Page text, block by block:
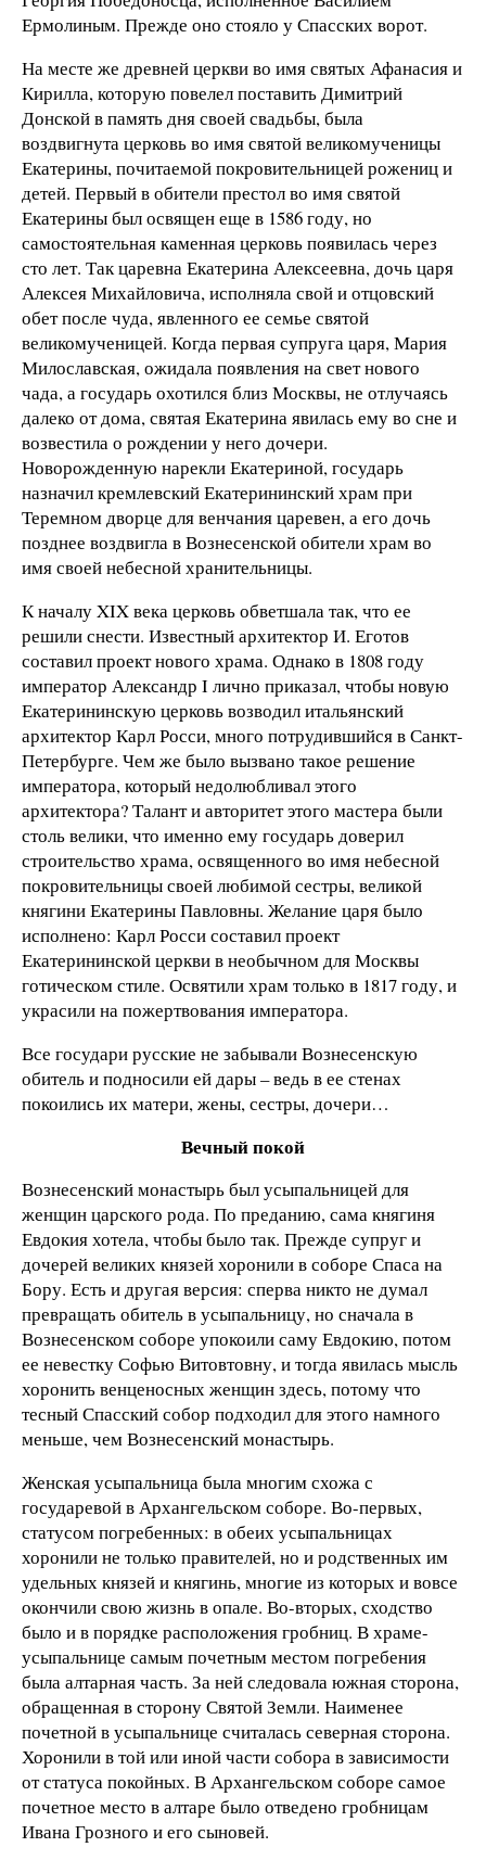
Ермолиным. Прежде оно стояло у Спасских ворот.
На месте же древней церкви во имя святых Афанасия и
Кирилла, которую повелел поставить Димитрий
Донской в память дня своей свадьбы, была
воздвигнута церковь во имя святой великомученицы
Екатерины, почитаемой покровительницей рожениц и
детей. Первый в обители престол во имя святой
Екатерины был освящен еще в 1586 году, но
самостоятельная каменная церковь появилась через
сто лет. Так царевна Екатерина Алексеевна, дочь царя
Алексея Михайловича, исполняла свой и отцовский
обет после чуда, явленного ее семье святой
великомученицей. Когда первая супруга царя, Мария
Милославская, ожидала появления на свет нового
чада, а государь охотился близ Москвы, не отлучаясь
далеко от дома, святая Екатерина явилась ему во сне и
возвестила о рождении у него дочери.
Новорожденную нарекли Екатериной, государь
назначил кремлевский Екатерининский храм при
Теремном дворце для венчания царевен, а его дочь
позднее воздвигла в Вознесенской обители храм во
имя своей небесной хранительницы.
К началу XIX века церковь обветшала так, что ее
решили снести. Известный архитектор И. Еготов
составил проект нового храма. Однако в 1808 году
император Александр I лично приказал, чтобы новую
Екатерининскую церковь возводил итальянский
архитектор Карл Росси, много потрудившийся в Санкт-
Петербурге. Чем же было вызвано такое решение
императора, который недолюбливал этого
архитектора? Талант и авторитет этого мастера были
столь велики, что именно ему государь доверил
строительство храма, освященного во имя небесной
покровительницы своей любимой сестры, великой
княгини Екатерины Павловны. Желание царя было
исполнено: Карл Росси составил проект
Екатерининской церкви в необычном для Москвы
готическом стиле. Освятили храм только в 1817 году, и
украсили на пожертвования императора.
Все государи русские не забывали Вознесенскую
обитель и подносили ей дары – ведь в ее стенах
покоились их матери, жены, сестры, дочери…
Вечный покой
Вознесенский монастырь был усыпальницей для
женщин царского рода. По преданию, сама княгиня
Евдокия хотела, чтобы было так. Прежде супруг и
дочерей великих князей хоронили в соборе Спаса на
Бору. Есть и другая версия: сперва никто не думал
превращать обитель в усыпальницу, но сначала в
Вознесенском соборе упокоили саму Евдокию, потом
ее невестку Софью Витовтовну, и тогда явилась мысль
хоронить венценосных женщин здесь, потому что
тесный Спасский собор подходил для этого намного
меньше, чем Вознесенский монастырь.
Женская усыпальница была многим схожа с
государевой в Архангельском соборе. Во-первых,
статусом погребенных: в обеих усыпальницах
хоронили не только правителей, но и родственных им
удельных князей и княгинь, многие из которых и вовсе
окончили свою жизнь в опале. Во-вторых, сходство
было и в порядке расположения гробниц. В храме-
усыпальнице самым почетным местом погребения
была алтарная часть. За ней следовала южная сторона,
обращенная в сторону Святой Земли. Наименее
почетной в усыпальнице считалась северная сторона.
Хоронили в той или иной части собора в зависимости
от статуса покойных. В Архангельском соборе самое
почетное место в алтаре было отведено гробницам
Ивана Грозного и его сыновей.